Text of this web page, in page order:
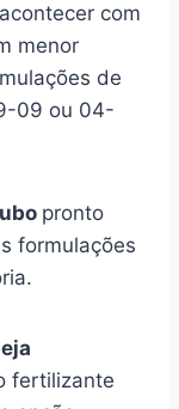
com
menor
de
09 ou 04-
pronto
formulações
fertilizante